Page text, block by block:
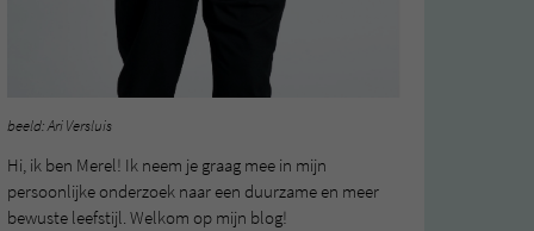
beeld: Ari Versluis
Hi, ik ben Merel! Ik neem je graag mee in mijn
persoonlijke onderzoek naar een duurzame en meer
bewuste leefstijl. Welkom op mijn blog!